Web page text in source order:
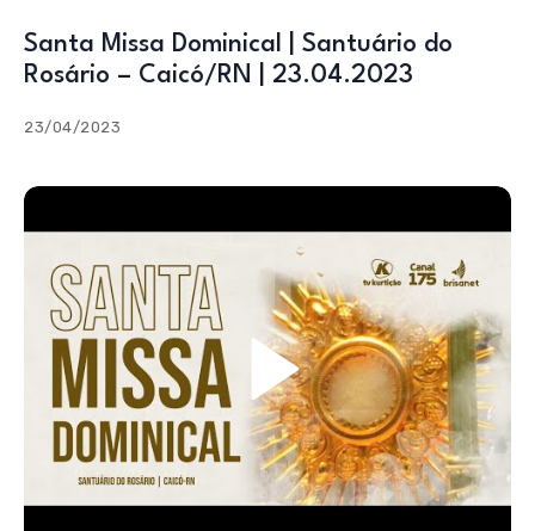
Santa Missa Dominical | Santuário do
Rosário – Caicó/RN | 23.04.2023
23/04/2023